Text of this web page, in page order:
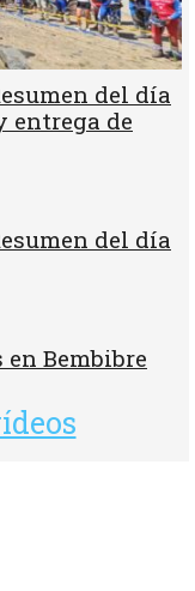
del día
entrega de
del día
en Bembibre